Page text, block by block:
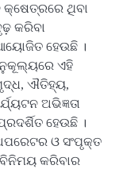
କ୍ଷେତ୍ରରେ ଥିବା
କରିବା
ହେଉଛି ।
ଏହି
ଐତିହ୍ୟ,
ଅଭିଜ୍ଞତା
ହେଉଛି ।
ଓ ସଂପୃକ୍ତ
କରିବାର